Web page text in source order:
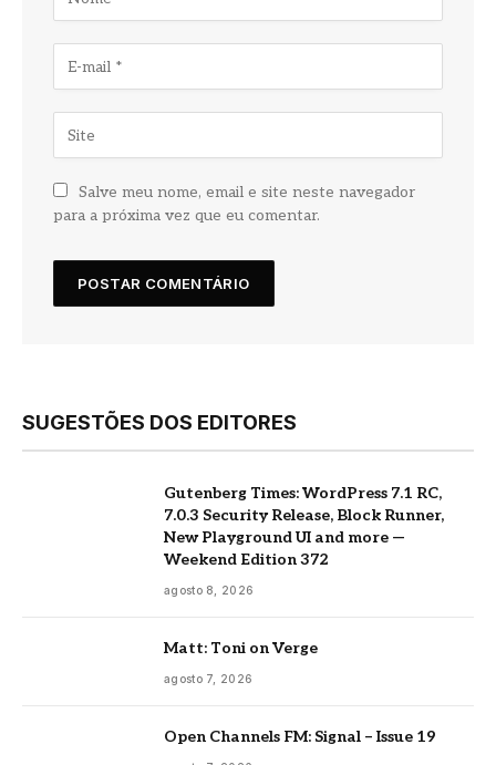
Salve meu nome, email e site neste navegador
para a próxima vez que eu comentar.
SUGESTÕES DOS EDITORES
Gutenberg Times: WordPress 7.1 RC,
7.0.3 Security Release, Block Runner,
New Playground UI and more —
Weekend Edition 372
agosto 8, 2026
Matt: Toni on Verge
agosto 7, 2026
Open Channels FM: Signal – Issue 19